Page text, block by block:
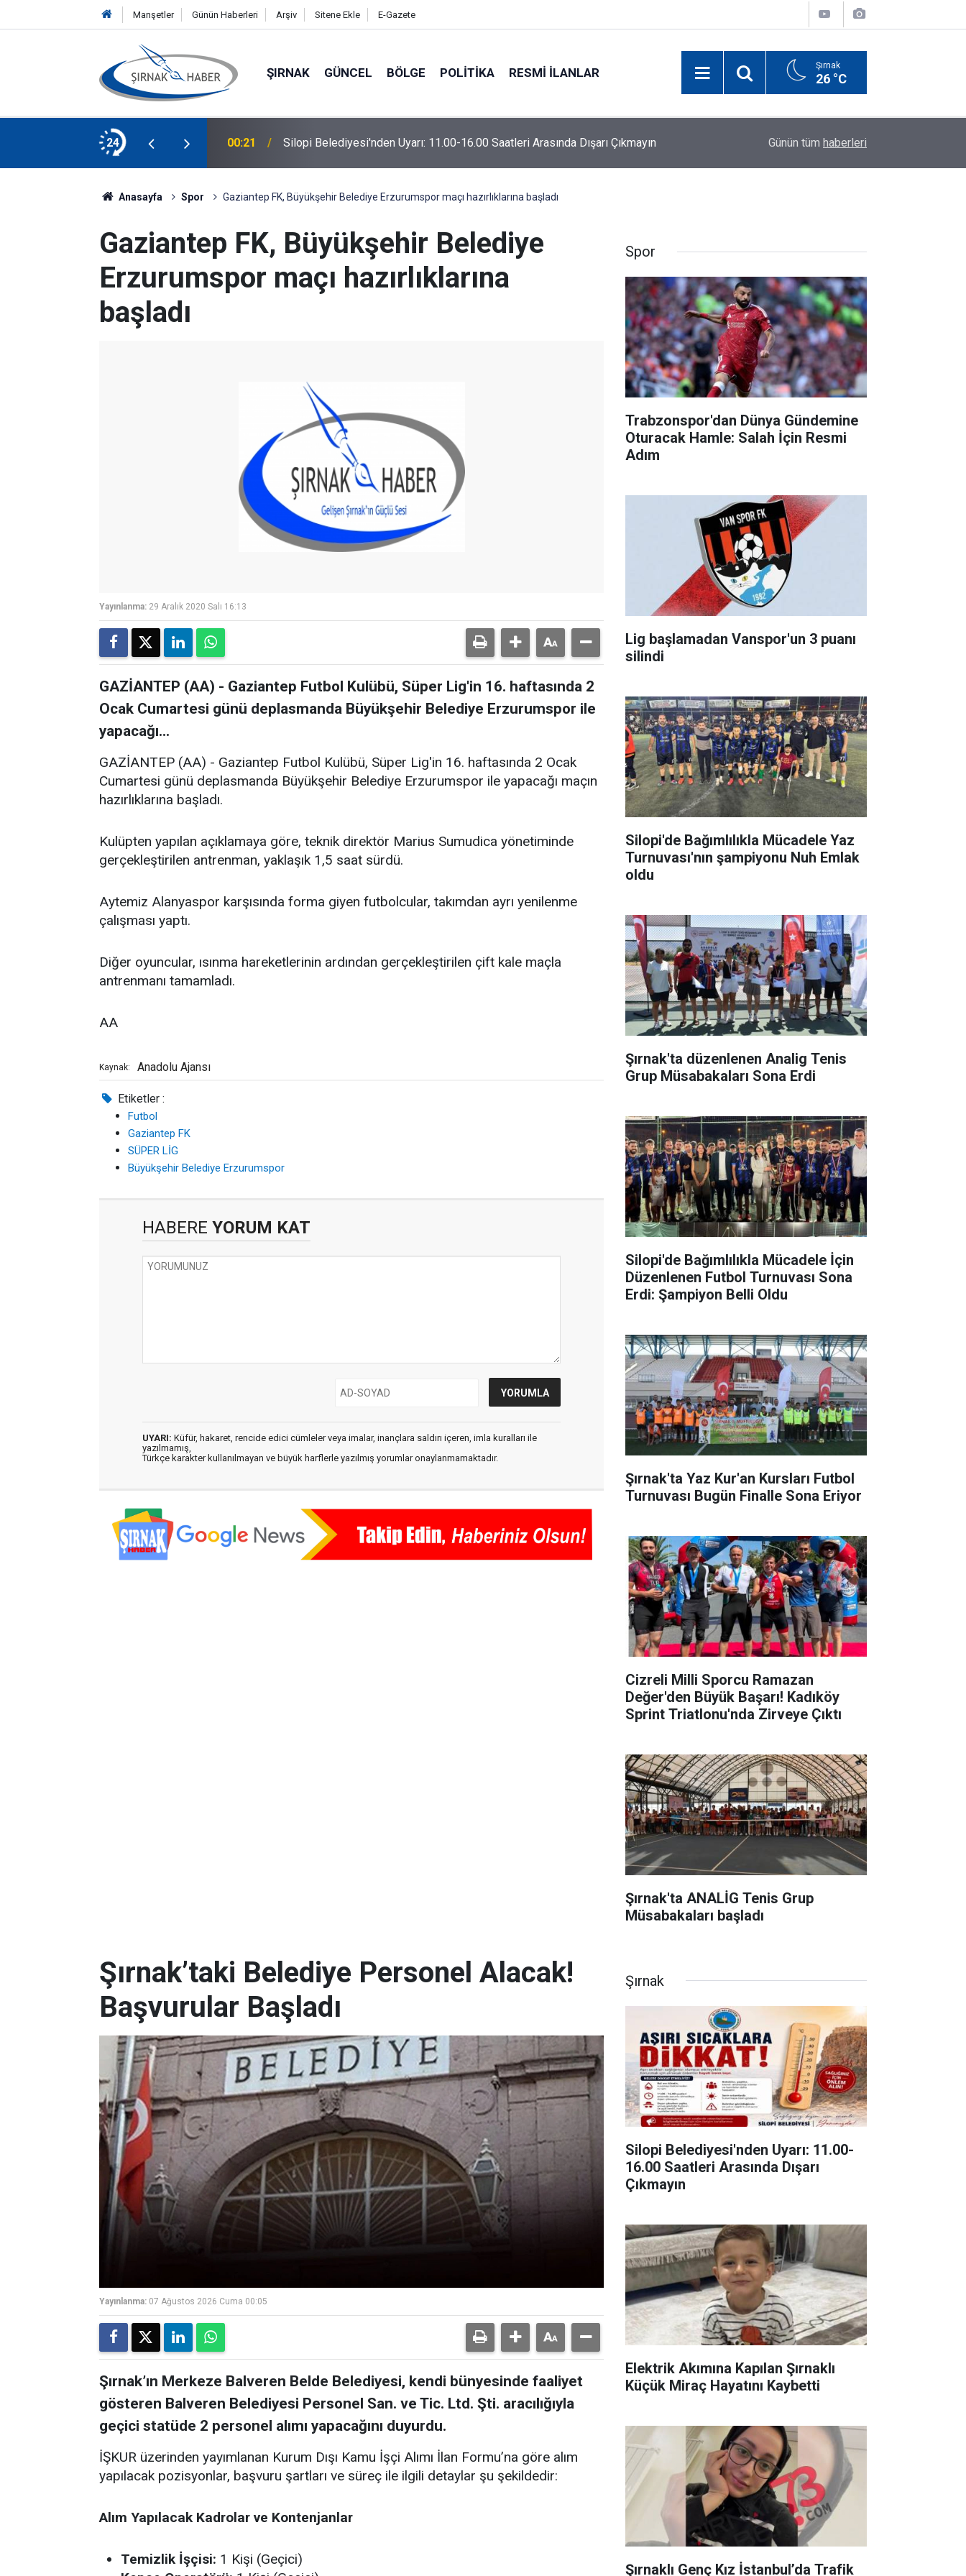
Manşetler Günün Haberleri Arşiv Sitene Ekle E-Gazete
ŞIRNAK GÜNCEL BÖLGE POLITIKA RESMI İLANLAR Şırnak
26 °C
24
Başvurular Başladı 00:21 Silopi Belediyesi'nden Uyarı: 11.00-16.00 Saatleri Arasında Dışarı Çıkmayın Elektrik Akımına Kapılan Şırnaklı Küçük Miraç
Günün tüm haberleri
Anasayfa Spor Gaziantep FK, Büyükşehir Belediye Erzurumspor maçı hazırlıklarına başladı
Gaziantep FK, Büyükşehir Belediye
Erzurumspor maçı hazırlıklarına
başladı
Yayınlanma: 29 Aralık 2020 Salı 16:13
GAZİANTEP (AA) - Gaziantep Futbol Kulübü, Süper Lig'in 16. haftasında 2
Ocak Cumartesi günü deplasmanda Büyükşehir Belediye Erzurumspor ile
yapacağı...
GAZİANTEP (AA) - Gaziantep Futbol Kulübü, Süper Lig'in 16. haftasında 2 Ocak
Cumartesi günü deplasmanda Büyükşehir Belediye Erzurumspor ile yapacağı maçın
hazırlıklarına başladı.
Kulüpten yapılan açıklamaya göre, teknik direktör Marius Sumudica yönetiminde
gerçekleştirilen antrenman, yaklaşık 1,5 saat sürdü.
Aytemiz Alanyaspor karşısında forma giyen futbolcular, takımdan ayrı yenilenme
çalışması yaptı.
Diğer oyuncular, ısınma hareketlerinin ardından gerçekleştirilen çift kale maçla
antrenmanı tamamladı.
AA
Kaynak: Anadolu Ajansı
Etiketler :
Futbol
Gaziantep FK
SÜPER LİG
Büyükşehir Belediye Erzurumspor
HABERE YORUM KAT
UYARI: Küfür, hakaret, rencide edici cümleler veya imalar, inançlara saldırı içeren, imla kuralları ile
yazılmamış,
Türkçe karakter kullanılmayan ve büyük harflerle yazılmış yorumlar onaylanmamaktadır.
Spor
Trabzonspor'dan Dünya Gündemine
Oturacak Hamle: Salah İçin Resmi
Adım
Lig başlamadan Vanspor'un 3 puanı
silindi
Silopi'de Bağımlılıkla Mücadele Yaz
Turnuvası'nın şampiyonu Nuh Emlak
oldu
Şırnak'ta düzenlenen Analig Tenis
Grup Müsabakaları Sona Erdi
Silopi'de Bağımlılıkla Mücadele İçin
Düzenlenen Futbol Turnuvası Sona
Erdi: Şampiyon Belli Oldu
Şırnak'ta Yaz Kur'an Kursları Futbol
Turnuvası Bugün Finalle Sona Eriyor
Cizreli Milli Sporcu Ramazan
Değer'den Büyük Başarı! Kadıköy
Sprint Triatlonu'nda Zirveye Çıktı
Şırnak'ta ANALİG Tenis Grup
Müsabakaları başladı
Şırnak’taki Belediye Personel Alacak!
Başvurular Başladı
Yayınlanma: 07 Ağustos 2026 Cuma 00:05
Şırnak’ın Merkeze Balveren Belde Belediyesi, kendi bünyesinde faaliyet
gösteren Balveren Belediyesi Personel San. ve Tic. Ltd. Şti. aracılığıyla
geçici statüde 2 personel alımı yapacağını duyurdu.
İŞKUR üzerinden yayımlanan Kurum Dışı Kamu İşçi Alımı İlan Formu’na göre alım
yapılacak pozisyonlar, başvuru şartları ve süreç ile ilgili detaylar şu şekildedir:
Alım Yapılacak Kadrolar ve Kontenjanlar
Temizlik İşçisi: 1 Kişi (Geçici)
Şırnak
Silopi Belediyesi'nden Uyarı: 11.00-
16.00 Saatleri Arasında Dışarı
Çıkmayın
Elektrik Akımına Kapılan Şırnaklı
Küçük Miraç Hayatını Kaybetti
Şırnaklı Genç Kız İstanbul’da Trafik